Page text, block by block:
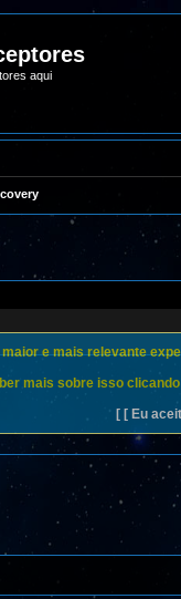
aqui
e mais relevante
mais sobre isso
[ [ Eu